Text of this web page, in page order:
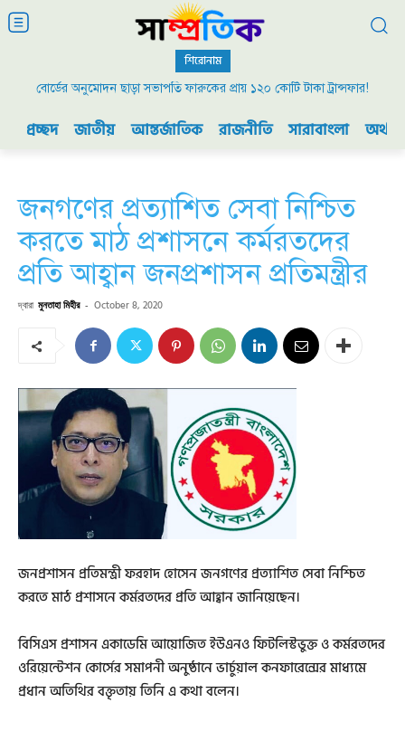
শিরোনাম
বোর্ডের অনুমোদন ছাড়া সভাপতি ফারুকের প্রায় ১২০ কোটি টাকা ট্রান্সফার!
প্রচ্ছদ জাতীয় আন্তর্জাতিক রাজনীতি সারাবাংলা
জনগণের প্রত্যাশিত সেবা নিশ্চিত
করতে মাঠ প্রশাসনে কর্মরতদের
প্রতি আহ্বান জনপ্রশাসন প্রতিমন্ত্রীর
দ্বারা মুনতাহা মিহীর - October 8, 2020
জনপ্রশাসন প্রতিমন্ত্রী ফরহাদ হোসেন জনগণের প্রত্যাশিত সেবা নিশ্চিত
করতে মাঠ প্রশাসনে কর্মরতদের প্রতি আহ্বান জানিয়েছেন।
বিসিএস প্রশাসন একাডেমি আয়োজিত ইউএনও ফিটলিস্টভুক্ত ও কর্মরতদের
ওরিয়েন্টেশন কোর্সের সমাপনী অনুষ্ঠানে ভার্চুয়াল কনফারেন্সের মাধ্যমে
প্রধান অতিথির বক্তৃতায় তিনি এ কথা বলেন।